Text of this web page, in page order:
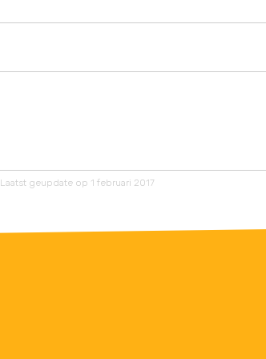
Laatst geupdate op 1 februari 2017